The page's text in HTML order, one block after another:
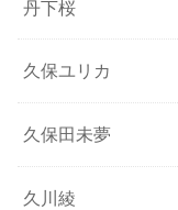
丹下桜
久保ユリカ
久保田未夢
久川綾